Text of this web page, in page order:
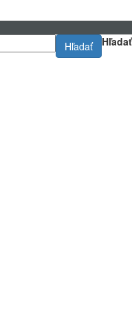
Hľadať
Hľadať